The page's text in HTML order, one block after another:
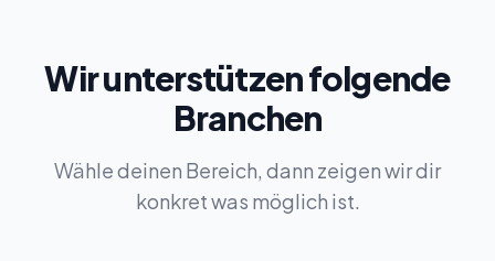
Wir unterstützen folgende
Branchen
Wähle deinen Bereich, dann zeigen wir dir
konkret was möglich ist.